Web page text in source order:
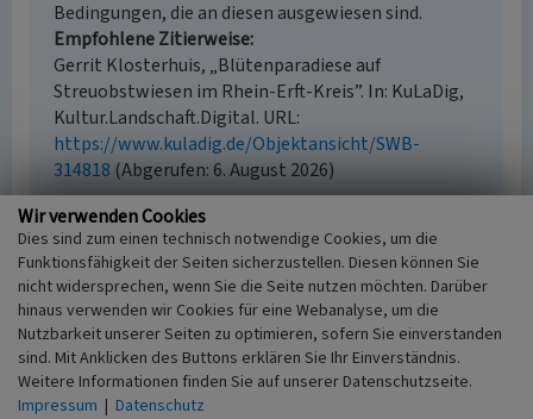
Bedingungen, die an diesen ausgewiesen sind.
Empfohlene Zitierweise
Gerrit Klosterhuis, „Blütenparadiese auf
Streuobstwiesen im Rhein-Erft-Kreis”. In: KuLaDig,
Kultur.Landschaft.Digital. URL:
https://www.kuladig.de/Objektansicht/SWB-
314818 (Abgerufen: 6. August 2026)
Wir verwenden Cookies
Dies sind zum einen technisch notwendige Cookies, um die
Funktionsfähigkeit der Seiten sicherzustellen. Diesen können Sie
nicht widersprechen, wenn Sie die Seite nutzen möchten. Darüber
hinaus verwenden wir Cookies für eine Webanalyse, um die
Nutzbarkeit unserer Seiten zu optimieren, sofern Sie einverstanden
sind. Mit Anklicken des Buttons erklären Sie Ihr Einverständnis.
Weitere Informationen finden Sie auf unserer Datenschutzseite.
Impressum | Datenschutz